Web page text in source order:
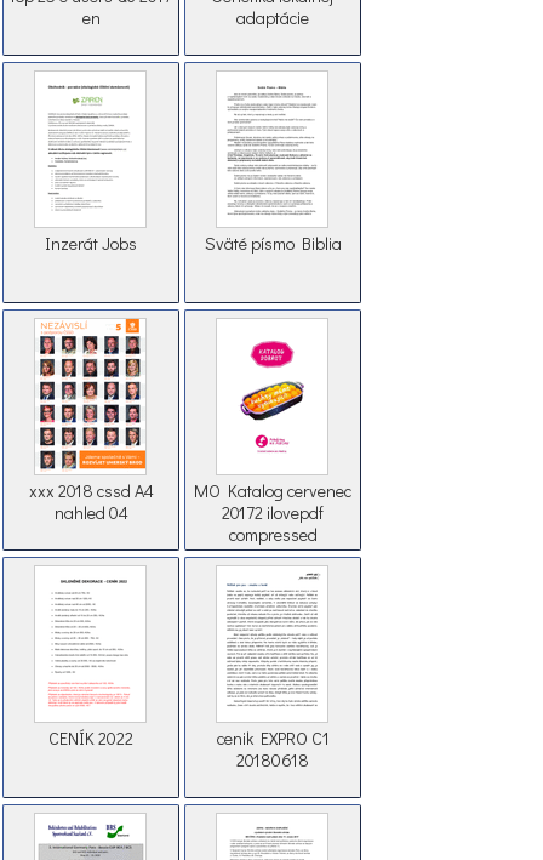
en
adaptácie
Inzerát Jobs Sväté písmo Biblia
xxx 2018 cssd A4
nahled 04
MO Katalog cervenec
20172 ilovepdf
compressed
CENÍK 2022
cenik EXPRO C1
20180618